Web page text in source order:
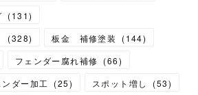
(131)
(328) 板金 補修塗装 (144)
フェンダー腐れ補修 (66)
ダー加工
(25) スポット増し (53)